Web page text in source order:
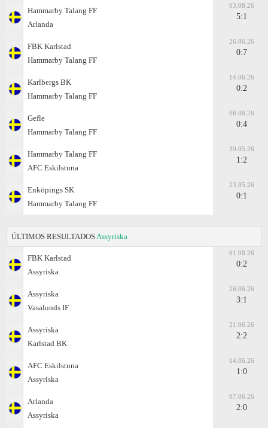
Hammarby Talang FF
Arlanda
03.08.26
5:1
FBK Karlstad
Hammarby Talang FF
26.06.26
0:7
Karlbergs BK
Hammarby Talang FF
14.06.26
0:2
Gefle
Hammarby Talang FF
06.06.26
0:4
Hammarby Talang FF
AFC Eskilstuna
30.05.26
1:2
Enköpings SK
Hammarby Talang FF
23.05.26
0:1
ÚLTIMOS RESULTADOS Assyriska
FBK Karlstad
Assyriska
01.08.26
0:2
Assyriska
Vasalunds IF
26.06.26
3:1
Assyriska
Karlstad BK
21.06.26
2:2
AFC Eskilstuna
Assyriska
14.06.26
1:0
Arlanda
Assyriska
07.06.26
2:0